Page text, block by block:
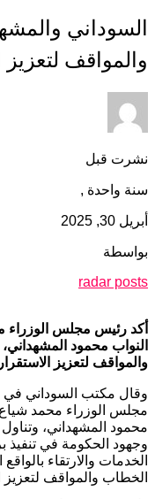
السوداني
والمواقف
نشرت قبل
سنة واحدة ,
أبريل 30, 2025
بواسطة
radar posts
أكد رئيس مجلس
النواب محمود المشهداني،
والمواقف لتعزيز
وقال مكتب السوداني في
مجلس الوزراء محمد
محمود المشهداني، وتناول
وجهود الحكومة في تنفيذ
الخدمات والارتقاء
الخطاب والمواقف